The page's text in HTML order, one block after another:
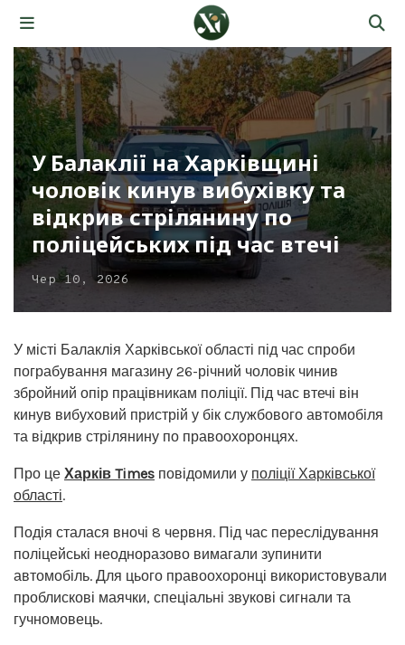
У Балаклії на Харківщині
чоловік кинув вибухівку та
відкрив стрілянину по
поліцейських під час втечі
Чер 10, 2026
У місті Балаклія Харківської області під час спроби
пограбування магазину 26-річний чоловік чинив
збройний опір працівникам поліції. Під час втечі він
кинув вибуховий пристрій у бік службового автомобіля
та відкрив стрілянину по правоохоронцях.
Про це Харків Times повідомили у поліції Харківської
області.
Подія сталася вночі 8 червня. Під час переслідування
поліцейські неодноразово вимагали зупинити
автомобіль. Для цього правоохоронці використовували
проблискові маячки, спеціальні звукові сигнали та
гучномовець.